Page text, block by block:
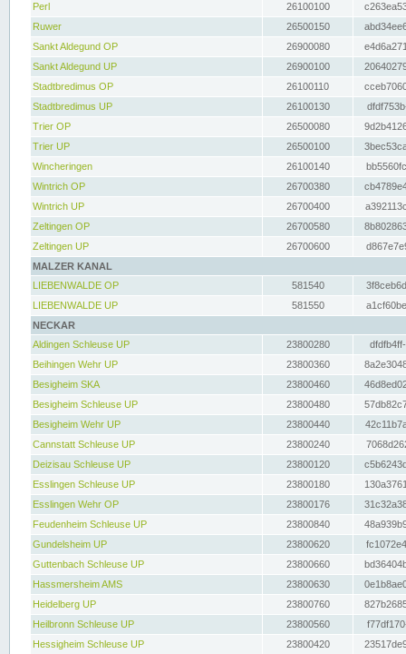
Perl
26100100
Ruwer
26500150
Sankt Aldegund OP
26900080
Sankt Aldegund UP
26900100
Stadtbredimus OP
26100110
Stadtbredimus UP
26100130
Trier OP
26500080
Trier UP
26500100
Wincheringen
26100140
Wintrich OP
26700380
Wintrich UP
26700400
Zeltingen OP
26700580
Zeltingen UP
26700600
MALZER KANAL
LIEBENWALDE OP
581540
LIEBENWALDE UP
581550
NECKAR
Aldingen Schleuse UP
23800280
Beihingen Wehr UP
23800360
Besigheim SKA
23800460
Besigheim Schleuse UP
23800480
Besigheim Wehr UP
23800440
Cannstatt Schleuse UP
23800240
Deizisau Schleuse UP
23800120
Esslingen Schleuse UP
23800180
Esslingen Wehr OP
23800176
Feudenheim Schleuse UP
23800840
Gundelsheim UP
23800620
Guttenbach Schleuse UP
23800660
Hassmersheim AMS
23800630
Heidelberg UP
23800760
Heilbronn Schleuse UP
23800560
Hessigheim Schleuse UP
23800420